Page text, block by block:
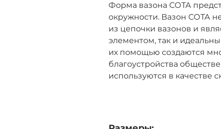
Форма вазона СОТА
окружности. Вазон СОТА
из цепочки вазонов и
элементом, так и
их помощью создаются
благоустройства
используются в качестве